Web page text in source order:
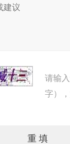
请输
字）